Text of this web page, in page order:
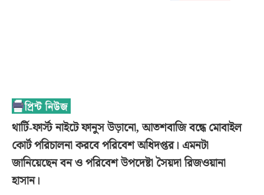
থার্টি-ফার্স্ট নাইটে ফানুস উড়ানো, আতশবাজি বন্ধে মোবাইল
কোর্ট পরিচালনা করবে পরিবেশ অধিদপ্তর। এমনটা
জানিয়েছেন বন ও পরিবেশ উপদেষ্টা সৈয়দা রিজওয়ানা
হাসান।